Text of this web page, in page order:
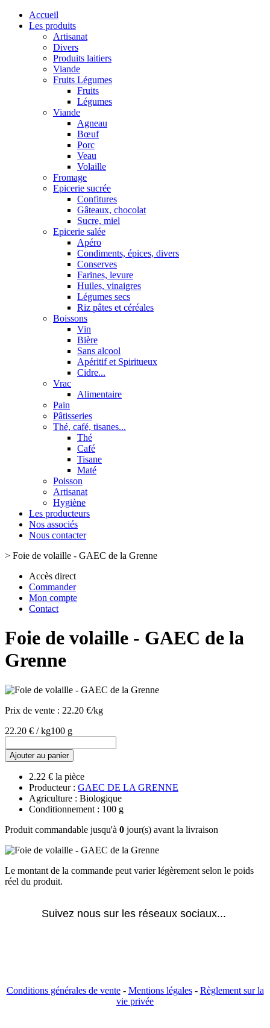
Accueil
Les produits
Artisanat
Divers
Produits laitiers
Viande
Fruits Légumes
Fruits
Légumes
Viande
Agneau
Bœuf
Porc
Veau
Volaille
Fromage
Epicerie sucrée
Confitures
Gâteaux, chocolat
Sucre, miel
Epicerie salée
Apéro
Condiments, épices, divers
Conserves
Farines, levure
Huiles, vinaigres
Légumes secs
Riz pâtes et céréales
Boissons
Vin
Bière
Sans alcool
Apéritif et Spiritueux
Cidre...
Vrac
Alimentaire
Pain
Pâtisseries
Thé, café, tisanes...
Thé
Café
Tisane
Maté
Poisson
Artisanat
Hygiène
Les producteurs
Nos associés
Nous contacter
> Foie de volaille - GAEC de la Grenne
Accès direct
Commander
Mon compte
Contact
Foie de volaille - GAEC de la
Grenne
Prix de vente : 22.20 €/kg
22.20 € / kg100 g
Ajouter au panier
2.22 € la pièce
Producteur : GAEC DE LA GRENNE
Agriculture : Biologique
Conditionnement : 100 g
Produit commandable jusqu'à 0 jour(s) avant la livraison
Le montant de la commande peut varier légèrement selon le poids
réel du produit.
Suivez nous sur les réseaux sociaux...
Conditions générales de vente- Mentions légales- Règlement sur la
vie privée